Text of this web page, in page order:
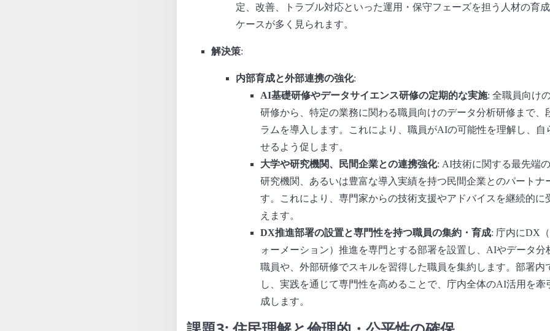
定、改善、トラブル対応といった運用・保守フェーズを担う人材の育
ケースが多く見られます。
解決策:
内部育成と外部連携の強化:
AI基礎研修やデータサイエンス研修の定期的な実施: 全職員向け
研修から、特定の業務に関わる職員向けのデータ分析研修まで、
ラムを導入します。これにより、職員がAIの可能性を理解し、自
せるよう促します。
大学や研究機関、民間企業との連携強化: AI技術に関する最先端
研究機関、あるいは豊富な導入実績を持つ民間企業とのパートナ
す。これにより、専門家からの技術支援やアドバイスを継続的に
えます。
DX推進部署の設置と専門性を持つ職員の集約・育成: 庁内にDX
ォーメーション）推進を専門とする部署を設置し、AIやデータ分
職員や、外部研修でスキルを習得した職員を集約します。部署内
し、実践を通じて専門性を高めることで、庁内全体のAI活用を牽
成します。